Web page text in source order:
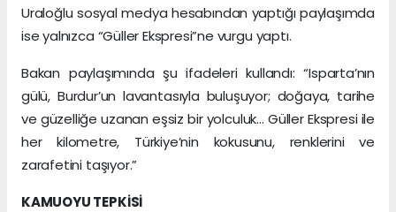
Uraloğlu sosyal medya hesabından yaptığı paylaşımda
ise yalnızca “Güller Ekspresi”ne vurgu yaptı.
Bakan paylaşımında şu ifadeleri kullandı: “Isparta’nın
gülü, Burdur’un lavantasıyla buluşuyor; doğaya, tarihe
ve güzelliğe uzanan eşsiz bir yolculuk… Güller Ekspresi ile
her kilometre, Türkiye’nin kokusunu, renklerini ve
zarafetini taşıyor.”
KAMUOYU TEPKİSİ